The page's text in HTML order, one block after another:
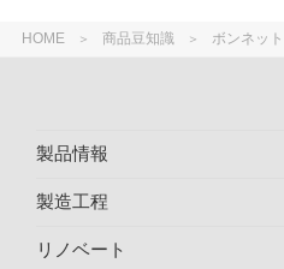
HOME 商品豆知識 ボンネット
製品情報
製造工程
リノベート